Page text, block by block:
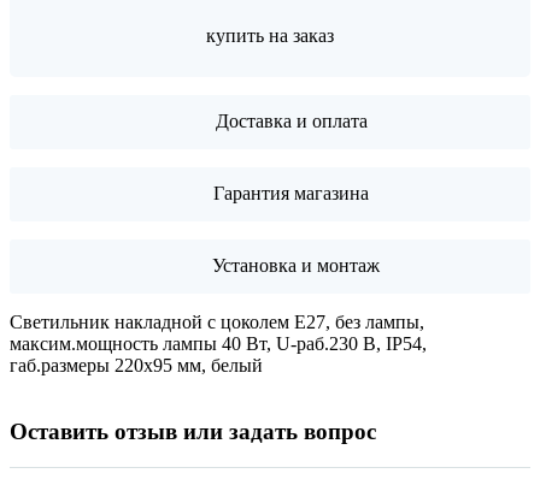
купить на заказ
Доставка и оплата
Гарантия магазина
Установка и монтаж
Светильник накладной с цоколем Е27, без лампы,
максим.мощность лампы 40 Вт, U-раб.230 В, IP54,
габ.размеры 220х95 мм, белый
Оставить отзыв или задать вопрос